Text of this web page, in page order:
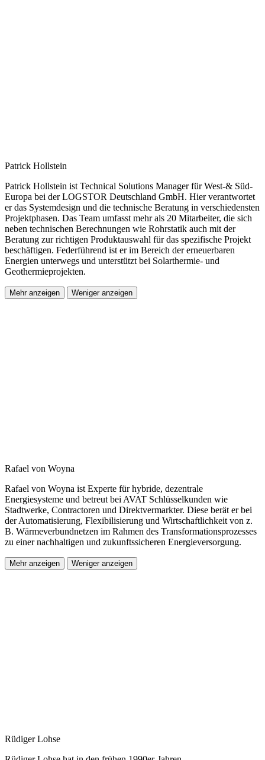
Patrick Hollstein
Patrick Hollstein ist Technical Solutions Manager für West-& Süd-
Europa bei der LOGSTOR Deutschland GmbH. Hier verantwortet
er das Systemdesign und die technische Beratung in verschiedensten
Projektphasen. Das Team umfasst mehr als 20 Mitarbeiter, die sich
neben technischen Berechnungen wie Rohrstatik auch mit der
Beratung zur richtigen Produktauswahl für das spezifische Projekt
beschäftigen. Federführend ist er im Bereich der erneuerbaren
Energien unterwegs und unterstützt bei Solarthermie- und
Geothermieprojekten.
Mehr anzeigen Weniger anzeigen
Rafael von Woyna
Rafael von Woyna ist Experte für hybride, dezentrale
Energiesysteme und betreut bei AVAT Schlüsselkunden wie
Stadtwerke, Contractoren und Direktvermarkter. Diese berät er bei
der Automatisierung, Flexibilisierung und Wirtschaftlichkeit von z.
B. Wärmeverbundnetzen im Rahmen des Transformationsprozesses
zu einer nachhaltigen und zukunftssicheren Energieversorgung.
Mehr anzeigen Weniger anzeigen
Rüdiger Lohse